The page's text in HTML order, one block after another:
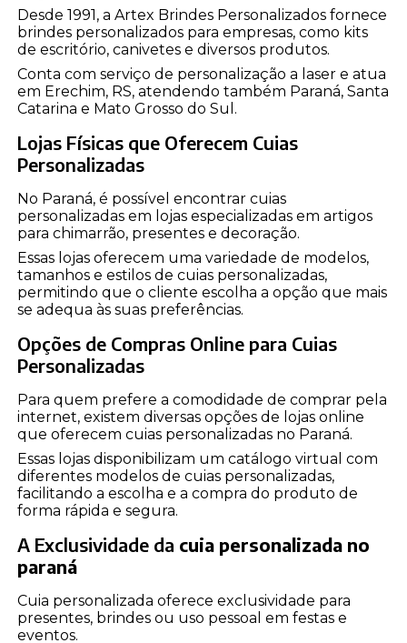
Desde 1991, a Artex Brindes Personalizados fornece
brindes personalizados para empresas, como kits
de escritório, canivetes e diversos produtos.
Conta com serviço de personalização a laser e atua
em Erechim, RS, atendendo também Paraná, Santa
Catarina e Mato Grosso do Sul.
Lojas Físicas que Oferecem Cuias
Personalizadas
No Paraná, é possível encontrar cuias
personalizadas em lojas especializadas em artigos
para chimarrão, presentes e decoração.
Essas lojas oferecem uma variedade de modelos,
tamanhos e estilos de cuias personalizadas,
permitindo que o cliente escolha a opção que mais
se adequa às suas preferências.
Opções de Compras Online para Cuias
Personalizadas
Para quem prefere a comodidade de comprar pela
internet, existem diversas opções de lojas online
que oferecem cuias personalizadas no Paraná.
Essas lojas disponibilizam um catálogo virtual com
diferentes modelos de cuias personalizadas,
facilitando a escolha e a compra do produto de
forma rápida e segura.
A Exclusividade da cuia personalizada no
paraná
Cuia personalizada oferece exclusividade para
presentes, brindes ou uso pessoal em festas e
eventos.